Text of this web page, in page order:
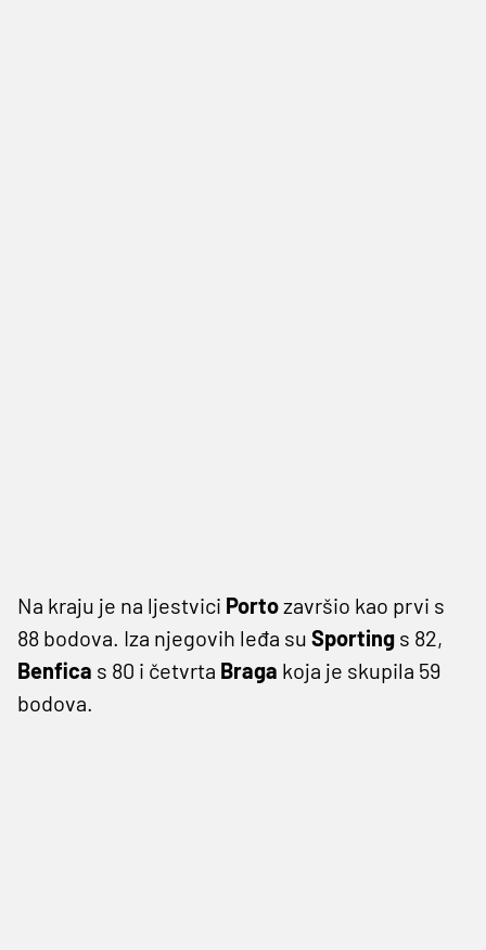
Na kraju je na ljestvici Portozavršio kao prvi s
88 bodova. Iza njegovih leđa su Sporting s 82,
Benfica s 80 i četvrta Braga koja je skupila 59
bodova.